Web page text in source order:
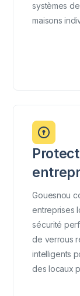
systèmes
maisons
Gouesnou
entreprises
sécurité
de verrous
intelligents
des locaux